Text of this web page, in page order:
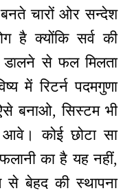
चारों ओर सन्देश
है क्योंकि सर्व की
डालने से फल मिलता
में रिटर्न पदमगुणा
बनाओ, सिस्टम भी
कोई छोटा सा
का है यह नहीं,
बेहद की स्थापना